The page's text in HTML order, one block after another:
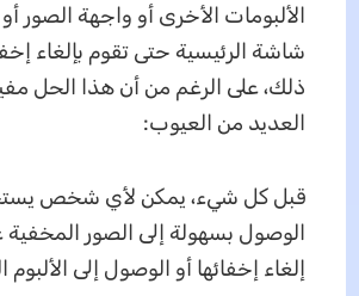
الألبومات الأخرى أو واجهة الصور
شاشة الرئيسية حتى تقوم بإلغاء
ذلك، على الرغم من أن هذا الحل
العديد من العيوب:
قبل كل شيء، يمكن لأي شخص
الوصول بسهولة إلى الصور
إلغاء إخفائها أو الوصول إلى